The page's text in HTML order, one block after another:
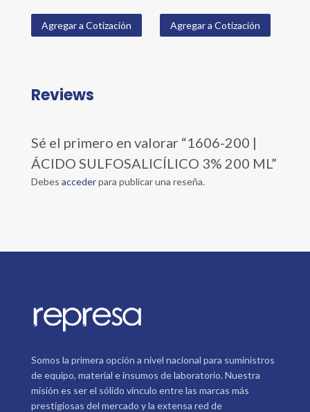
Agregar a Cotización Agregar a Cotización
Reviews
Sé el primero en valorar “1606-200 |
ÁCIDO SULFOSALICÍLICO 3% 200 ML”
Debes accederpara publicar una reseña.
Somos la primera opción a nivel nacional para suministros
de equipo, material e insumos de laboratorio. Nuestra
misión es ser el sólido vínculo entre las marcas más
prestigiosas del mercado y la extensa red de